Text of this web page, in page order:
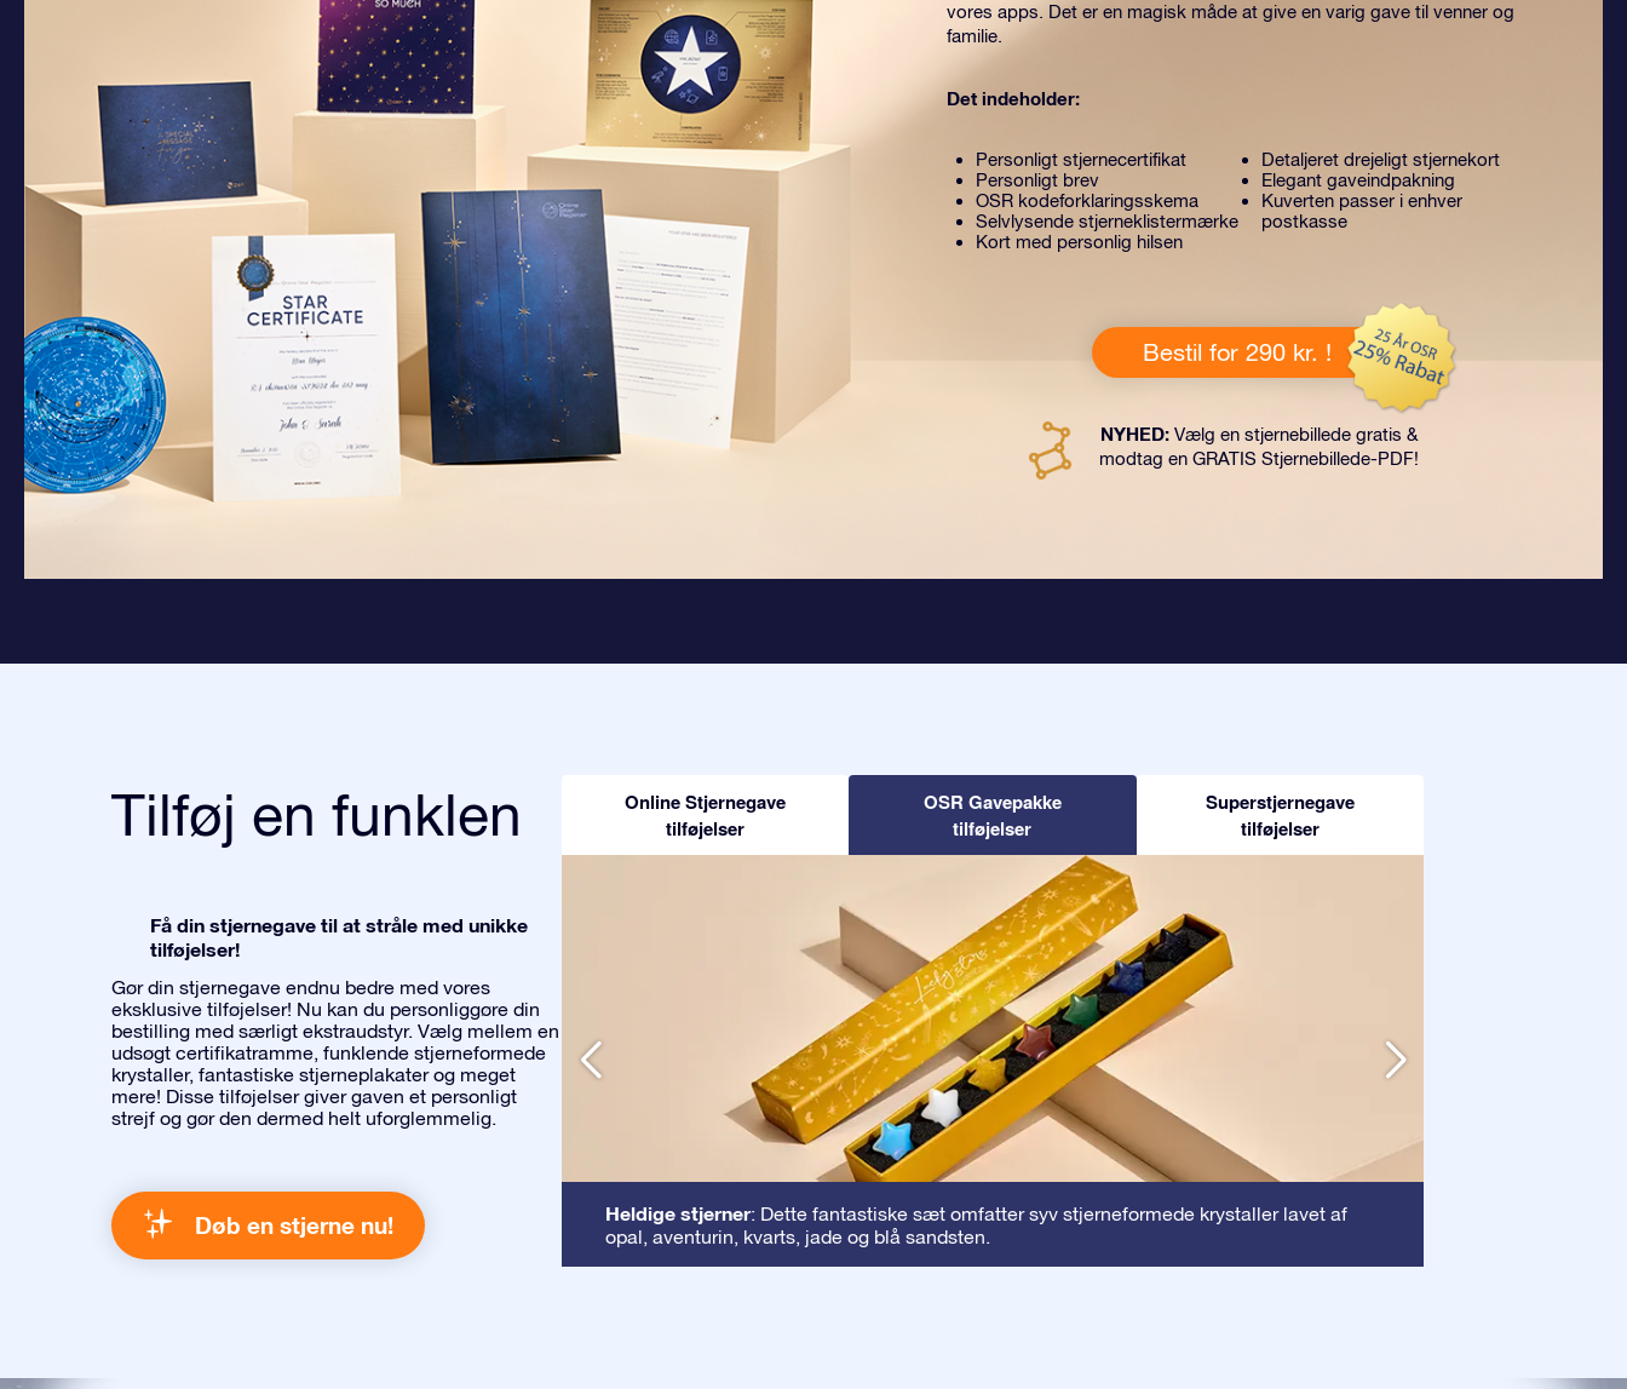
vores apps. Det er en magisk måde at give en varig gave til venner og
familie.
Det indeholder:
Personligt stjernecertifikat
Personligt brev
OSR kodeforklaringsskema
Selvlysende stjerneklistermærke
Kort med personlig hilsen
Detaljeret drejeligt stjernekort
Elegant gaveindpakning
Kuverten passer i enhver
postkasse
Bestil for 290 kr. !
NYHED:Vælg en stjernebillede gratis &
modtag en GRATIS Stjernebillede-PDF!
Tilføj en funklen
Få din stjernegave til at stråle med unikke
tilføjelser!
Gør din stjernegave endnu bedre med vores
eksklusive tilføjelser! Nu kan du personliggøre din
bestilling med særligt ekstraudstyr. Vælg mellem en
udsøgt certifikatramme, funklende stjerneformede
krystaller, fantastiske stjerneplakater og meget
mere! Disse tilføjelser giver gaven et personligt
strejf og gør den dermed helt uforglemmelig.
Døb en stjerne nu!
Online Stjernegave
tilføjelser
OSR Gavepakke
tilføjelser
Superstjernegave
tilføjelser
Heldige stjerner: Dette fantastiske sæt omfatter syv stjerneformede krystaller lavet af
opal, aventurin, kvarts, jade og blå sandsten.